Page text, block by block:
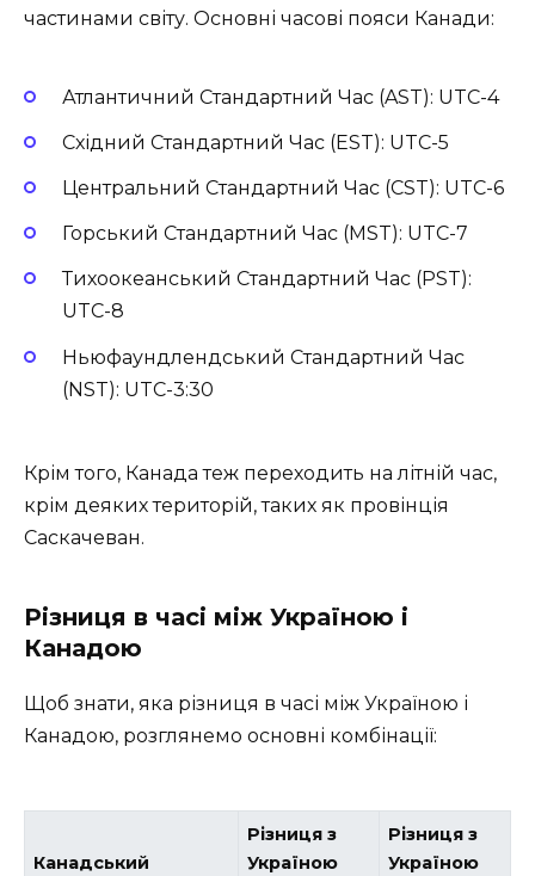
частинами світу. Основні часові пояси Канади:
Атлантичний Стандартний Час (AST): UTC-4
Східний Стандартний Час (EST): UTC-5
Центральний Стандартний Час (CST): UTC-6
Горський Стандартний Час (MST): UTC-7
Тихоокеанський Стандартний Час (PST):
UTC-8
Ньюфаундлендський Стандартний Час
(NST): UTC-3:30
Крім того, Канада теж переходить на літній час,
крім деяких територій, таких як провінція
Саскачеван.
Різниця в часі між Україною і
Канадою
Щоб знати, яка різниця в часі між Україною і
Канадою, розглянемо основні комбінації:
Канадський
Різниця з
Україною
Різниця з
Україною